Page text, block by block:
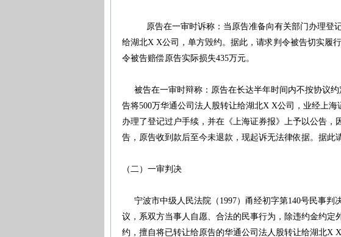
原告在一审时诉称：当原告准备向有关部门办理登记
给湖北X X公司，单方毁约。据此，请求判令被告切实履
令被告赔偿原告实际损失435万元。
被告在一审时辩称：原告在长达半年时间内不按协议
告将500万华通公司法人股转让给湖北X X公司，业经上
办理了登记过户手续，并在《上海证券报》上予以公告
告，原告收到款后至今未退款，现起诉无法律依据。据此
（二）一审判决
宁波市中级人民法院（1997）甬经初字第140号民事判
议，系双方当事人自愿、合法的民事行为，除违约金约
约，擅自将已转让给原告的华通公司法人股转让给湖北X